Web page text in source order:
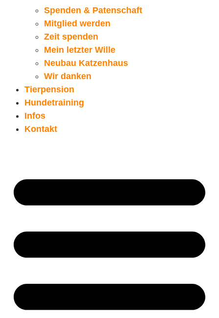
Spenden & Patenschaft
Mitglied werden
Zeit spenden
Mein letzter Wille
Neubau Katzenhaus
Wir danken
Tierpension
Hundetraining
Infos
Kontakt